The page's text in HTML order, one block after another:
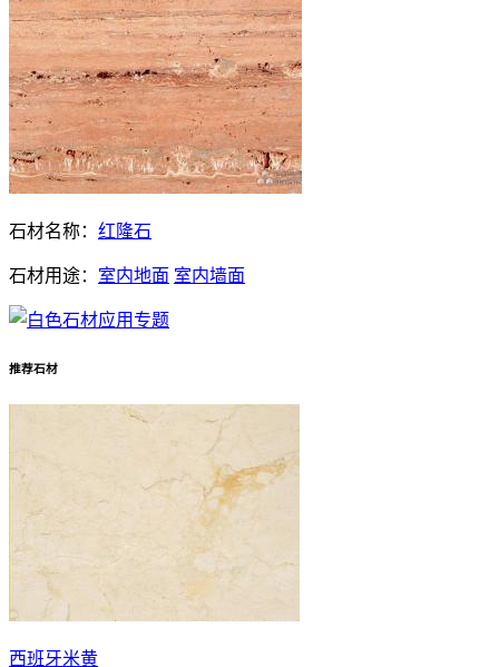
石材名称： 红隆石
石材用途： 室内地面 室内墙面
推荐石材
西班牙米黄